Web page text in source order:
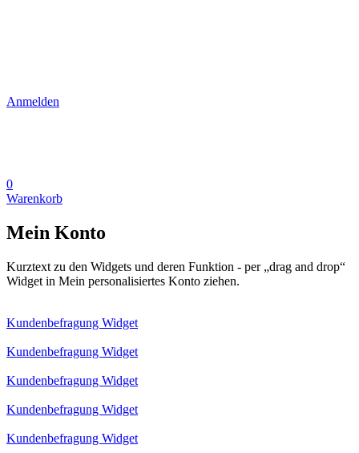
Anmelden
0
Warenkorb
Mein Konto
Kurztext zu den Widgets und deren Funktion - per „drag and drop“
Widget in Mein personalisiertes Konto ziehen.
Kundenbefragung Widget
Kundenbefragung Widget
Kundenbefragung Widget
Kundenbefragung Widget
Kundenbefragung Widget